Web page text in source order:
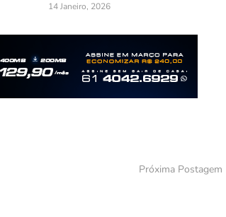
14 Janeiro, 2026
Próxima Postagem